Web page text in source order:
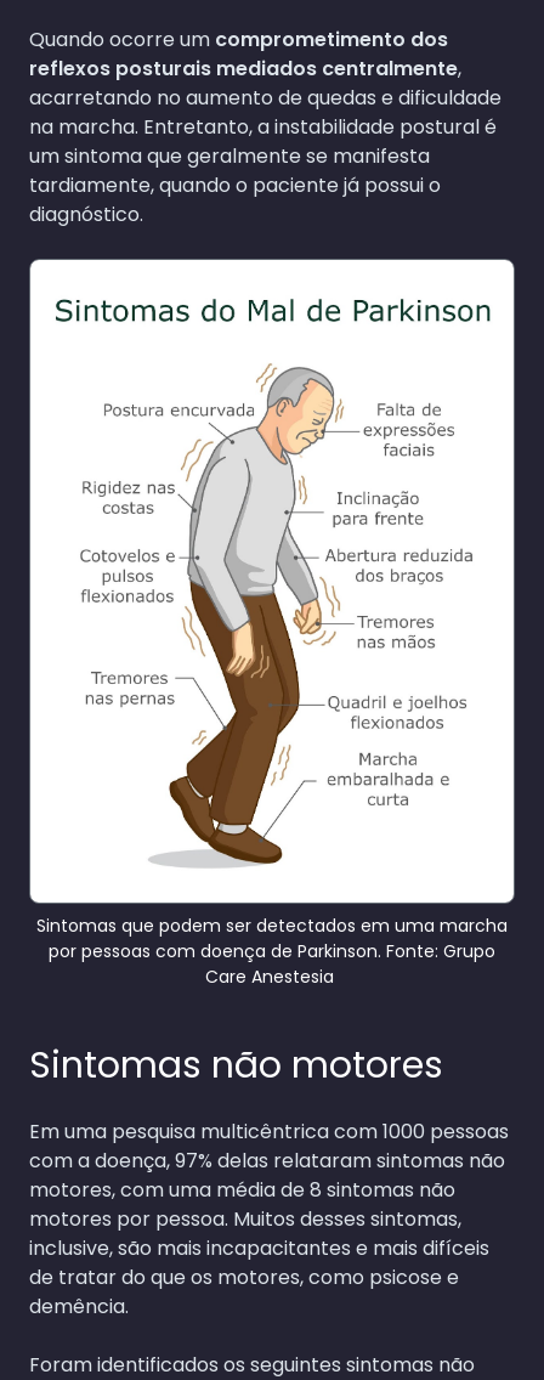
Quando ocorre um comprometimento dos
reflexos posturais mediados centralmente,
acarretando no aumento de quedas e dificuldade
na marcha. Entretanto, a instabilidade postural é
um sintoma que geralmente se manifesta
tardiamente, quando o paciente já possui o
diagnóstico.
Sintomas que podem ser detectados em uma marcha
por pessoas com doença de Parkinson. Fonte: Grupo
Care Anestesia
Sintomas não motores
Em uma pesquisa multicêntrica com 1000 pessoas
com a doença, 97% delas relataram sintomas não
motores, com uma média de 8 sintomas não
motores por pessoa. Muitos desses sintomas,
inclusive, são mais incapacitantes e mais difíceis
de tratar do que os motores, como psicose e
demência.
Foram identificados os seguintes sintomas não